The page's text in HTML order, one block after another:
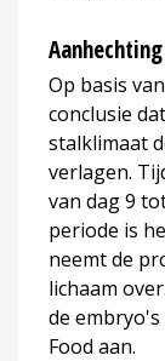
Op basis
conclusie
stalklimaat
verlagen.
van dag 9
periode is
neemt de
lichaam
de
Food aan.